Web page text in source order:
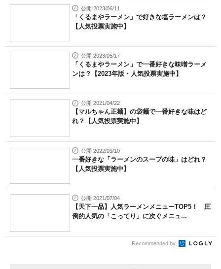
公開 2023/06/11
「くるまやラーメン」で好きな塩ラーメンは？
【人気投票実施中】
公開 2023/05/17
「くるまやラーメン」で一番好きな味噌ラーメ
ンは？【2023年版・人気投票実施中】
公開 2021/04/22
【マルちゃん正麺】の袋麺で一番好きな味はど
れ？【人気投票実施中】
公開 2022/09/10
一番好きな「ラーメンのスープの味」はどれ？
【人気投票実施中】
公開 2021/07/04
【天下一品】人気ラーメンメニューTOP5！ 圧
倒的人気の「こってり」に次ぐメニュ...
Recommended by